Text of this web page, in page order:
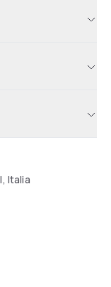
Italia